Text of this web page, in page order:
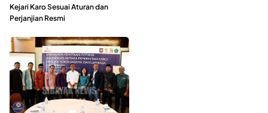
Kejari Karo Sesuai Aturan dan
Perjanjian Resmi